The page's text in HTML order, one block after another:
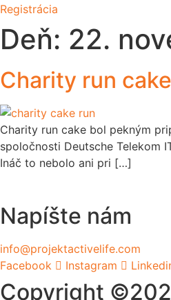
Registrácia
Deň: 22.
Charity run cake
Charity run cake bol pekným
spoločnosti Deutsche Telekom
Ináč to nebolo ani pri […]
Napíšte nám
info@projektactivelife.com
Facebook
Instagram
Copyright